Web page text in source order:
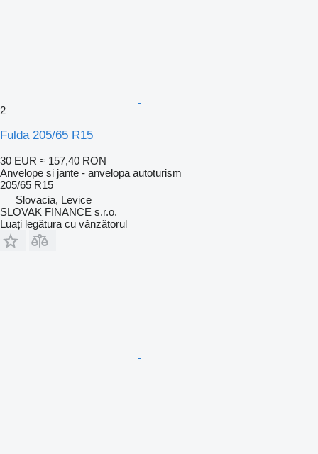
2
Fulda 205/65 R15
30 EUR ≈ 157,40 RON
Anvelope si jante - anvelopa autoturism
205/65 R15
Slovacia, Levice
SLOVAK FINANCE s.r.o.
Luați legătura cu vânzătorul